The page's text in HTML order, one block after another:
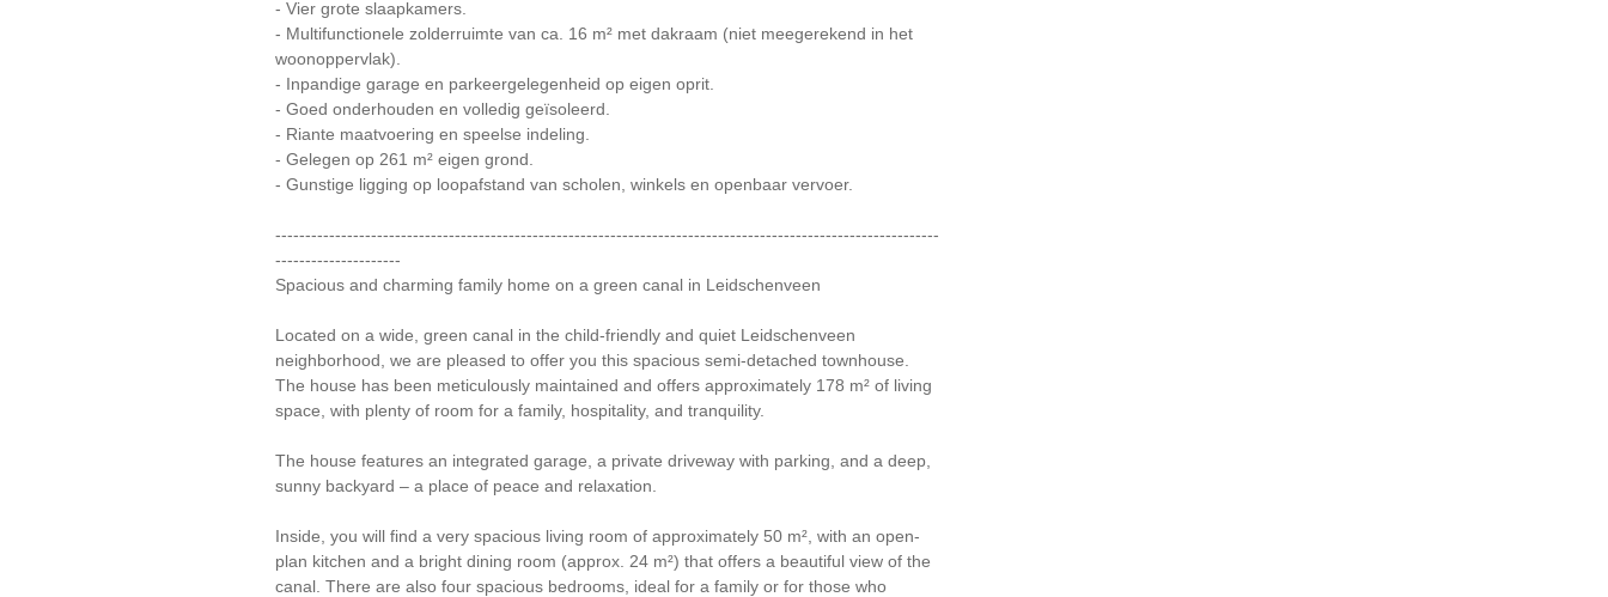
- Vier grote slaapkamers.
- Multifunctionele zolderruimte van ca. 16 m² met dakraam (niet meegerekend in het
woonoppervlak).
- Inpandige garage en parkeergelegenheid op eigen oprit.
- Goed onderhouden en volledig geïsoleerd.
- Riante maatvoering en speelse indeling.
- Gelegen op 261 m² eigen grond.
- Gunstige ligging op loopafstand van scholen, winkels en openbaar vervoer.
---------------------------------------------------------------------------------------------------------------
---------------------
Spacious and charming family home on a green canal in Leidschenveen
Located on a wide, green canal in the child-friendly and quiet Leidschenveen
neighborhood, we are pleased to offer you this spacious semi-detached townhouse.
The house has been meticulously maintained and offers approximately 178 m² of living
space, with plenty of room for a family, hospitality, and tranquility.
The house features an integrated garage, a private driveway with parking, and a deep,
sunny backyard – a place of peace and relaxation.
Inside, you will find a very spacious living room of approximately 50 m², with an open-
plan kitchen and a bright dining room (approx. 24 m²) that offers a beautiful view of the
canal. There are also four spacious bedrooms, ideal for a family or for those who